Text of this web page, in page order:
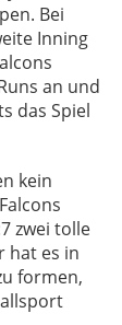
Bei
Inning
an und
das Spiel
kein
zwei tolle
hat es in
formen,